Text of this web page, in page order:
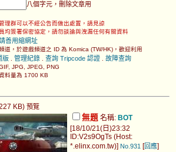
八個字元，刪除文章用
理群可以不經公告而做出處置，請見諒
均簽署保密協定，請勿談論與洩漏任何有關資料
善用縮網址
道，於遊戲頻道之 ID 為 Komica (TW/HK)，歡迎利用
版 管理紀錄 查詢 Tripcode 認證 故障查詢
JPG, JPEG, PNG
料量為 1700 KB
KB) 預覽
無題 名稱: BOT
[18/10/21(日)23:32
ID:V2s9OgTs (Host:
*.elinx.com.tw)] No.931 [回應]